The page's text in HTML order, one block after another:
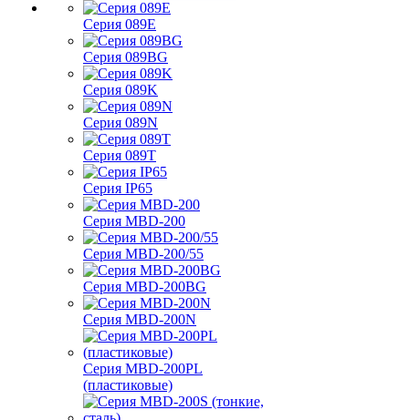
Серия 089E
Серия 089BG
Серия 089K
Серия 089N
Серия 089T
Серия IP65
Серия MBD-200
Серия MBD-200/55
Серия MBD-200BG
Серия MBD-200N
Серия MBD-200PL
(пластиковые)